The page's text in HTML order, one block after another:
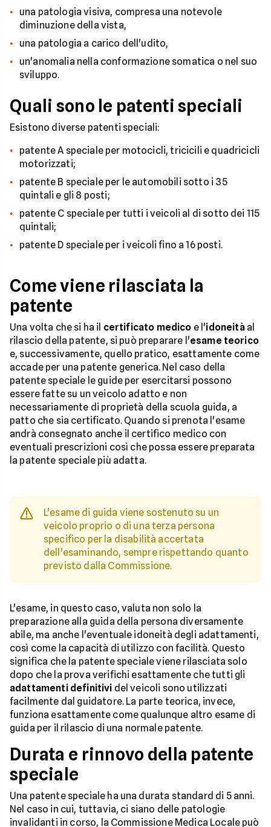
una patologia visiva, compresa una notevole
diminuzione della vista,
una patologia a carico dell'udito,
un'anomalia nella conformazione somatica o nel suo
sviluppo.
Quali sono le patenti speciali
Esistono diverse patenti speciali:
patente A spe­ciale per motocicli, tricicili e quadricicli
motorizzati;
patente B speciale per le automobili sotto i 35
quintali e gli 8 posti;
patente C speciale per tutti i veicoli al di sotto dei 115
quintali;
patente D speciale per i veicoli fino a 16 posti.
Come viene rilasciata la
patente
Una volta che si ha il certificato medico e l'idoneitàal
rilascio della patente, si può preparare l'esame teorico
e, successivamente, quello pratico, esattamente come
accade per una patente generica. Nel caso della
patente speciale le guide per esercitarsi possono
essere fatte su un veicolo adatto e non
necessariamente di proprietà della scuola guida, a
patto che sia certificato. Quando si prenota l'esame
andrà consegnato anche il certifico medico con
eventuali prescrizioni così che possa essere preparata
la patente speciale più adatta.
L'esame di guida viene sostenuto su un
veicolo proprio o di una terza persona
specifico per la disabilità accertata
dell'esaminando, sempre rispettando quanto
previsto dalla Commissione.
L'esame, in questo caso, valuta non solo la
preparazione alla guida della persona diversamente
abile, ma anche l'eventuale idoneità degli adattamenti,
così come la capacità di utilizzo con facilità. Questo
significa che la patente speciale viene rilasciata solo
dopo che la prova verifichi esattamente che tutti gli
adattamenti definitivi del veicoli sono utilizzati
facilmente dal guidatore. La parte teorica, invece,
funziona esattamente come qualunque altro esame di
guida per il rilascio di una normale patente.
Durata e rinnovo della patente
speciale
Una patente speciale ha una durata standard di 5 anni.
Nel caso in cui, tuttavia, ci siano delle patologie
invalidanti in corso, la Commissione Medica Locale può